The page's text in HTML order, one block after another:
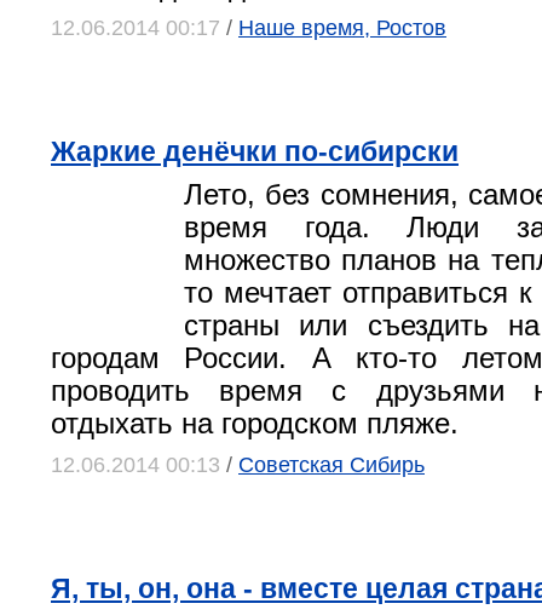
12.06.2014 00:17 / Наше время, Ростов
Жаркие денёчки по-сибирски
Лето, без сомнения,
время года. Люди
множество планов на
то мечтает отправиться
страны или съездить
городам России. А кто-то летом
проводить время с друзьями
отдыхать на городском пляже.
12.06.2014 00:13 / Советская Сибирь
Я, ты, он, она - вместе целая